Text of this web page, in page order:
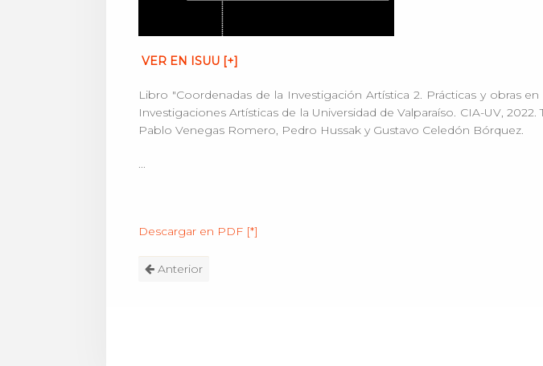
VER EN ISUU [+]
Libro "Coordenadas de la Investigación Artística 2. Prácticas y obras
Investigaciones Artísticas de la Universidad de Valparaíso. CIA-UV,
Pablo Venegas Romero, Pedro Hussak y Gustavo Celedón Bórquez.
...
Descargar en PDF [*]
Anterior